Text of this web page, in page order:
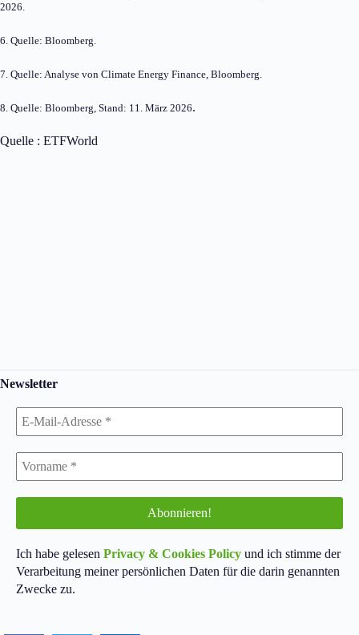
2026.
6. Quelle: Bloomberg.
7. Quelle: Analyse von Climate Energy Finance, Bloomberg.
8. Quelle: Bloomberg, Stand: 11. März 2026.
Quelle : ETFWorld
Newsletter
Ich habe gelesen Privacy & Cookies Policy und ich stimme der
Verarbeitung meiner persönlichen Daten für die darin genannten
Zwecke zu.